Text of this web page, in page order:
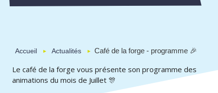
Accueil Actualités Café de la forge - programme 🎉
Le café de la forge vous présente son programme des
animations du mois de Juillet 🎊